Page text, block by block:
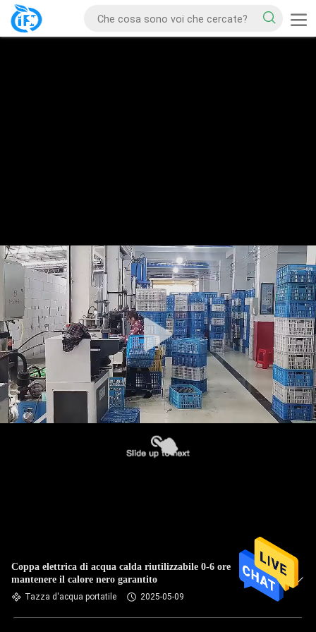
Coppa elettrica di acqua calda riutilizzabile 0-6 ore
mantenere il calore nero garantito
Tazza d'acqua portatile 2025-05-09